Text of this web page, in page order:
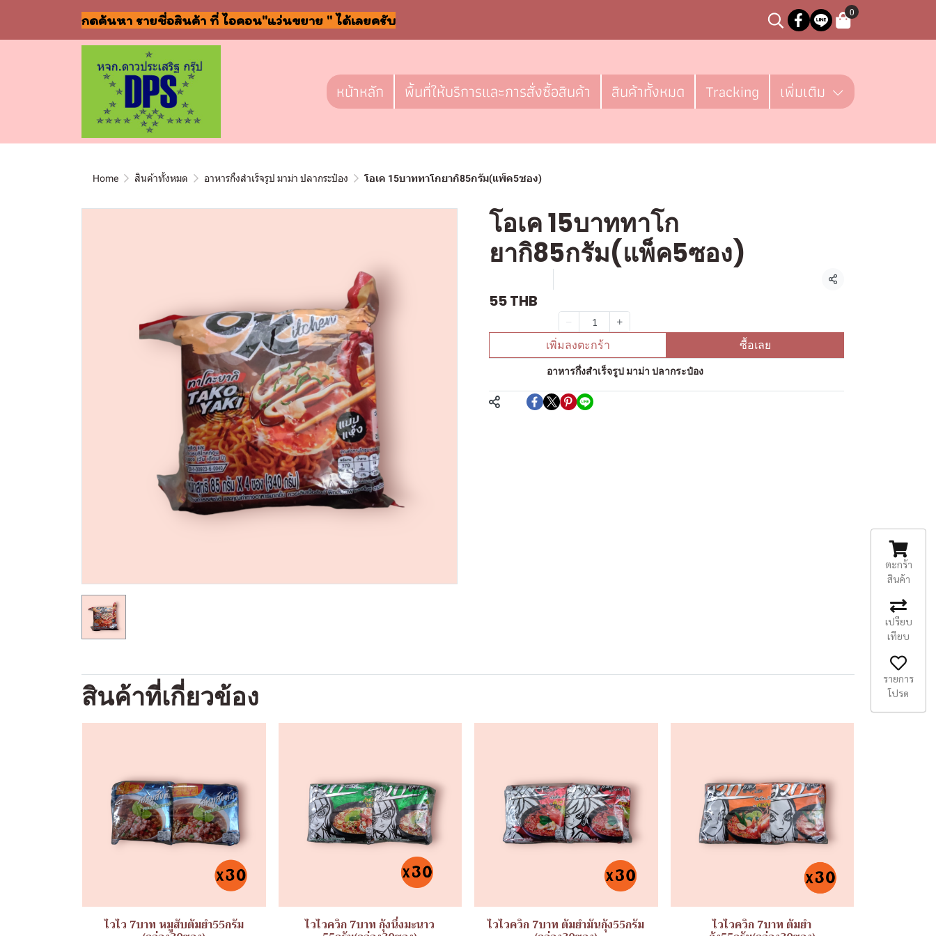
กดค้นหา รายชื่อสินค้า ที่ ไอคอน"แว่นขยาย " ได้เลยครับ
0
หน้าหลัก พื้นที่ให้บริการและการสั่งซื้อสินค้า สินค้าทั้งหมด Tracking เพิ่มเติม
Home สินค้าทั้งหมด อาหารกึ่งสำเร็จรูป มาม่า ปลากระป๋อง โอเค 15บาททาโกยากิ85กรัม(แพ็ค5ซอง)
โอเค 15บาททาโก
ยากิ85กรัม(แพ็ค5ซอง)
แชร์
55 THB
เพิ่มลงตะกร้า ซื้อเลย
อาหารกึ่งสำเร็จรูป มาม่า ปลากระป๋อง
สินค้าที่เกี่ยวข้อง
ไวไว 7บาท หมูสับต้มยำ55กรัม ไวไวควิก 7บาท กุ้งนึ่งมะนาว ไวไวควิก 7บาท ต้มยำมันกุ้ง55กรัม ไวไวควิก 7บาท ต้มยำ
ตะกร้า
สินค้า
เปรียบ
เทียบ
รายการ
โปรด